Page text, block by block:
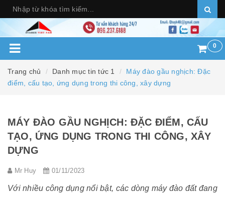
0
Trang chủ Danh mục tin tức 1
Máy đào gầu nghịch: Đặc
điểm, cấu tạo, ứng dụng trong thi công, xây dựng
MÁY ĐÀO GẦU NGHỊCH: ĐẶC ĐIỂM, CẤU
TẠO, ỨNG DỤNG TRONG THI CÔNG, XÂY
DỰNG
Mr Huy 01/11/2023
Với nhiều công dụng nổi bật, các dòng máy đào đất đang